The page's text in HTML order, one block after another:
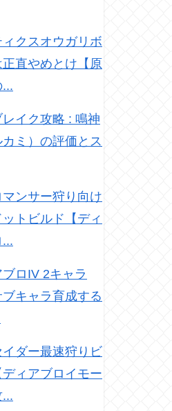
ィクスオウガリボ
正直やめとけ【原
レイク攻略 : 鳴神
カミ）の評価とス
マンサー狩り向け
トビルド【ディ
...
ロIV 2キャラ
ブキャラ育成する
イダー最速狩りビ
ディアブロイモー
...